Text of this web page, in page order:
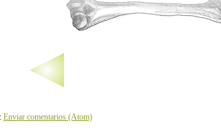
Enviar comentarios (Atom)